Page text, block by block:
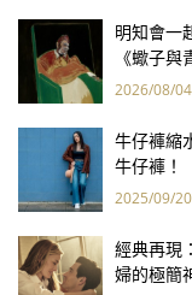
明知會一
《蠍子
2026/08/04
牛仔褲縮
牛仔褲！
2025/09/20
經典再現
婦的極簡